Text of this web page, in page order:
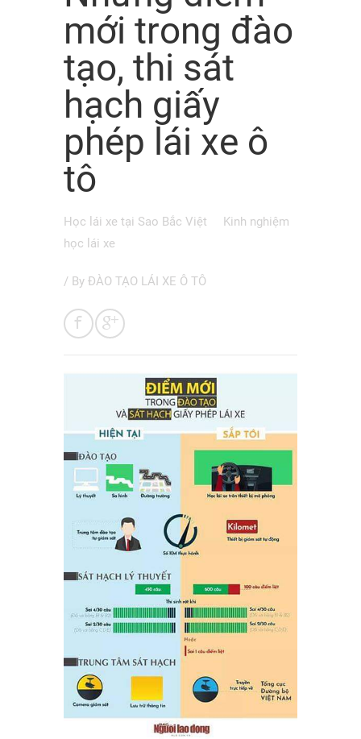
mới trong đào
tạo, thi sát
hạch giấy
phép lái xe ô
tô
Học lái xe tại Sao Bắc Việt
Kinh nghiệm
học lái xe
/ By ĐÀO TẠO LÁI XE Ô TÔ